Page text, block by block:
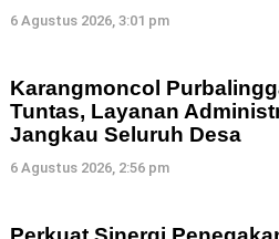
6 Agustus 2026, 3:01 pm
Karangmoncol
Tuntas, Layanan
Jangkau Seluruh Desa
6 Agustus 2026, 2:56 pm